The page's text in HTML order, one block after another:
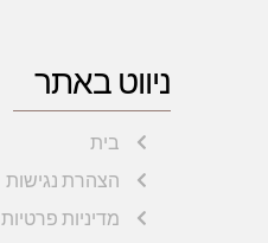
ניווט באתר
בית
הצהרת נגישות
מדיניות פרטיות